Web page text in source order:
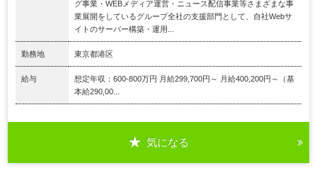
グ事業・WEBメディア運営・ニュース配信事業等さまざまな事
業展開をしているグループ全社の支援部門として、自社Webサ
イトのサーバー構築・運用...
勤務地 東京都港区
給与
想定年収：600-800万円 月給299,700円～ 月給400,200円～（基
本給290,00...
気になる